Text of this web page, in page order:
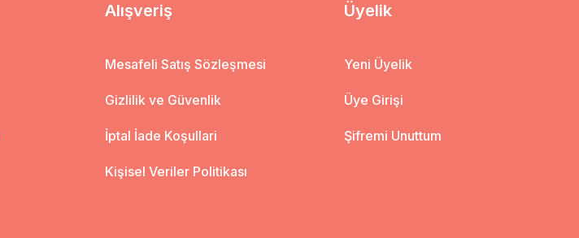
Alışveriş
Mesafeli Satış Sözleşmesi
Gizlilik ve Güvenlik
İptal İade Koşullari
Kişisel Veriler Politikası
Üyelik
Yeni Üyelik
Üye Girişi
Şifremi Unuttum